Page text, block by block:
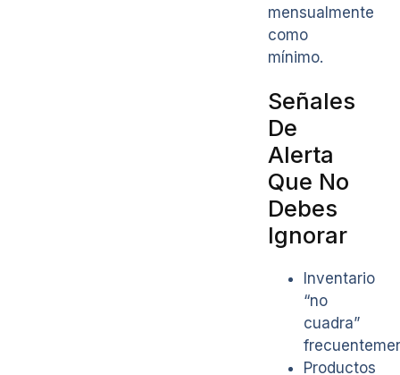
mensualmente
como
mínimo.
Señales
De
Alerta
Que No
Debes
Ignorar
Inventario
“no
cuadra”
Productos